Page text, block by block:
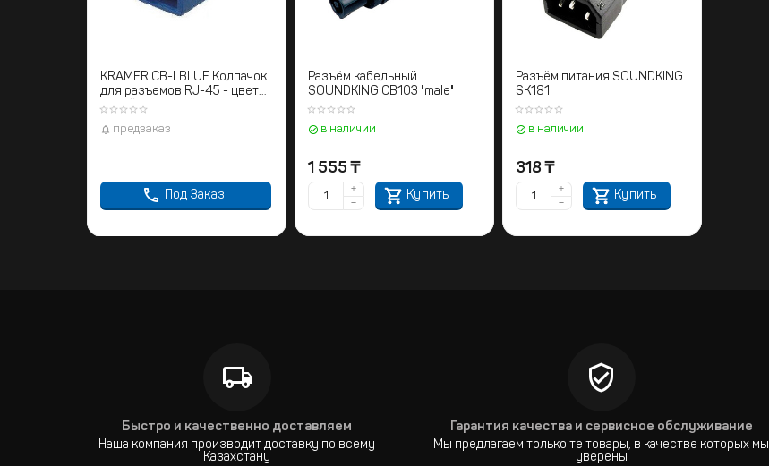
KRAMER CB-LBLUE Колпачок
для разъемов RJ-45 - цвет
синий
предзаказ
Под Заказ
Разъём кабельный
SOUNDKING CB103 "male"
в наличии
1 555 ₸
Купить
+
−
Разъём питания SOUNDKING
SK181
в наличии
318 ₸
Купить
+
−
Быстро и качественно доставляем
Наша компания производит доставку по всему
Казахстану
Гарантия качества и сервисное обслуживание
Мы предлагаем только те товары, в качестве которых мы
уверены